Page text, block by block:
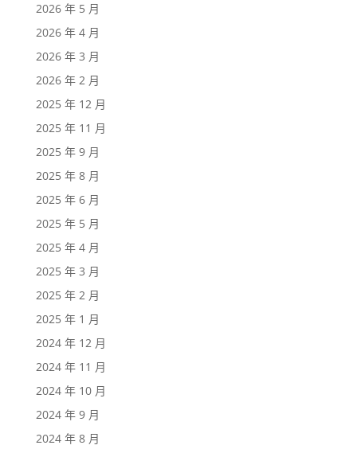
2026 年 5 月
2026 年 4 月
2026 年 3 月
2026 年 2 月
2025 年 12 月
2025 年 11 月
2025 年 9 月
2025 年 8 月
2025 年 6 月
2025 年 5 月
2025 年 4 月
2025 年 3 月
2025 年 2 月
2025 年 1 月
2024 年 12 月
2024 年 11 月
2024 年 10 月
2024 年 9 月
2024 年 8 月